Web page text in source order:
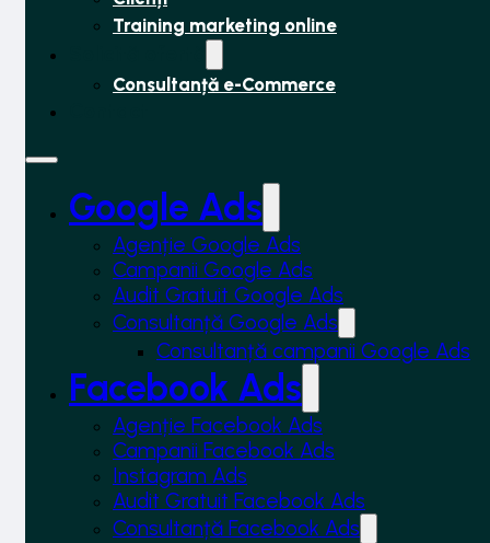
Training marketing online
Consultanță e-Commerce
Google Ads
Agenție Google Ads
Campanii Google Ads
Audit Gratuit Google Ads
Consultanță Google Ads
Consultanță campanii Google Ads
Facebook Ads
Agenție Facebook Ads
Campanii Facebook Ads
Instagram Ads
Audit Gratuit Facebook Ads
Consultanță Facebook Ads